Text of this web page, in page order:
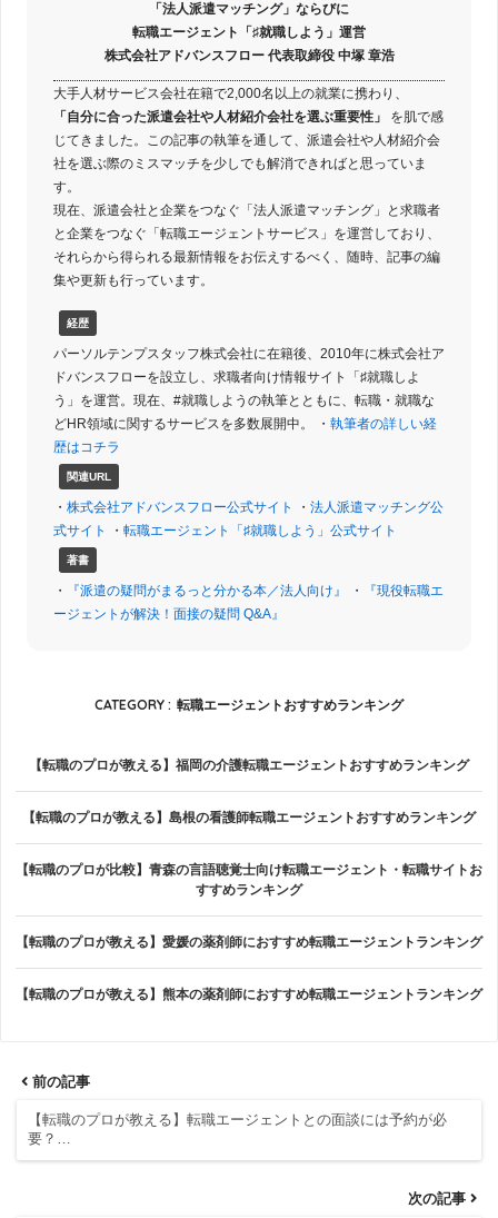
「法人派遣マッチング」ならびに
転職エージェント「♯就職しよう」運営
株式会社アドバンスフロー 代表取締役 中塚 章浩
大手人材サービス会社在籍で2,000名以上の就業に携わり、
「自分に合った派遣会社や人材紹介会社を選ぶ重要性」
を肌で感
じてきました。この記事の執筆を通して、派遣会社や人材紹介会
社を選ぶ際のミスマッチを少しでも解消できればと思っていま
す。
現在、派遣会社と企業をつなぐ「法人派遣マッチング」と求職者
と企業をつなぐ「転職エージェントサービス」を運営しており、
それらから得られる最新情報をお伝えするべく、随時、記事の編
集や更新も行っています。
経歴
パーソルテンプスタッフ株式会社に在籍後、2010年に株式会社ア
ドバンスフローを設立し、求職者向け情報サイト「♯就職しよ
う」を運営。現在、#就職しようの執筆とともに、転職・就職な
どHR領域に関するサービスを多数展開中。 ・ 執筆者の詳しい経
歴はコチラ
関連URL
・ 株式会社アドバンスフロー公式サイト ・ 法人派遣マッチング公
式サイト
・ 転職エージェント「♯就職しよう」公式サイト
著書
・ 『派遣の疑問がまるっと分かる本／法人向け』 ・
『現役転職エ
ージェントが解決！面接の疑問 Q&A』
CATEGORY : 転職エージェントおすすめランキング
【転職のプロが教える】福岡の介護転職エージェントおすすめランキング
【転職のプロが教える】島根の看護師転職エージェントおすすめランキング
【転職のプロが比較】青森の言語聴覚士向け転職エージェント・転職サイトお
すすめランキング
【転職のプロが教える】愛媛の薬剤師におすすめ転職エージェントランキング
【転職のプロが教える】熊本の薬剤師におすすめ転職エージェントランキング
前の記事
【転職のプロが教える】転職エージェントとの面談には予約が必
要？…
次の記事